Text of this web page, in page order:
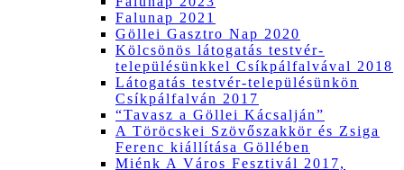
Falunap 2021
Göllei Gasztro Nap 2020
Kölcsönös látogatás testvér-
településünkkel Csíkpálfalvával 2018
Látogatás testvér-településünkön
Csíkpálfalván 2017
“Tavasz a Göllei Kácsalján”
A Töröcskei Szövőszakkör és Zsiga
Ferenc kiállítása Göllében
Miénk A Város Fesztivál 2017,